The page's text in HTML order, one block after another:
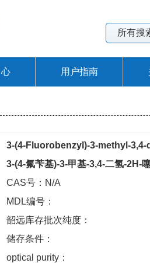
用户指南
3-(4-Fluorobenzyl)-3-methyl-
3-(4-氟苄基)-3-甲基-3,4-二氢-2H-
CAS号：N/A
MDL编号：
韶远库存批次纯度：
储存条件：
optical purity：